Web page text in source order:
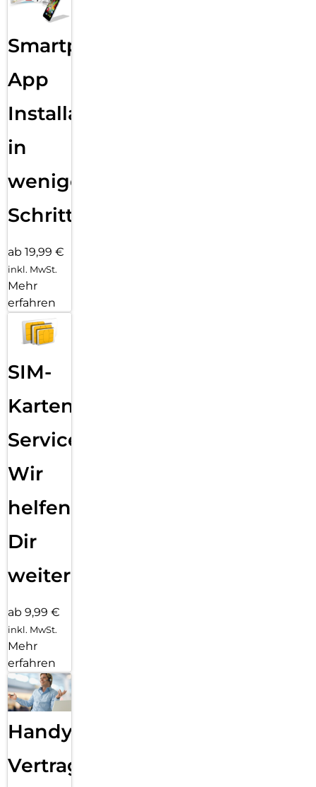
Smartphone
App
Installation
in
wenigen
Schritten
ab 19,99 €
inkl. MwSt.
Mehr
erfahren
SIM-
Karten
Service:
Wir
helfen
Dir
weiter
ab 9,99 €
inkl. MwSt.
Mehr
erfahren
Handy
Vertragsabwicklung